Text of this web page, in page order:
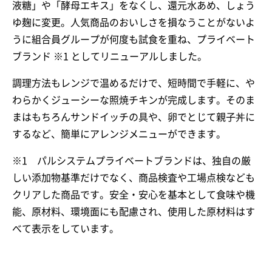
液糖」や「酵母エキス」をなくし、還元水あめ、しょう
ゆ麹に変更。人気商品のおいしさを損なうことがないよ
うに組合員グループが何度も試食を重ね、プライベート
ブランド ※1 としてリニューアルしました。
調理方法もレンジで温めるだけで、短時間で手軽に、や
わらかくジューシーな照焼チキンが完成します。そのま
まはもちろんサンドイッチの具や、卵でとじて親子丼に
するなど、簡単にアレンジメニューができます。
※1 パルシステムプライベートブランドは、独自の厳
しい添加物基準だけでなく、商品検査や工場点検なども
クリアした商品です。安全・安心を基本として食味や機
能、原材料、環境面にも配慮され、使用した原材料はす
べて表示をしています。